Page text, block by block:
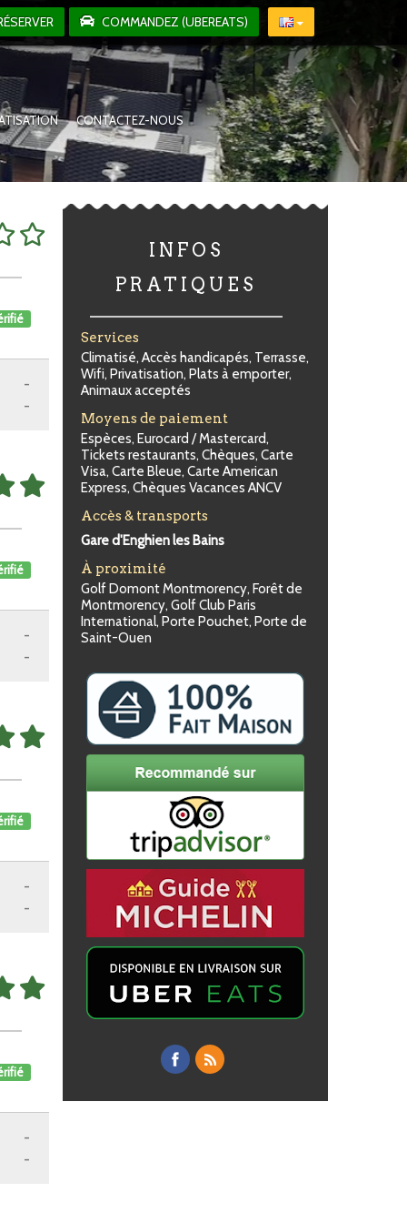
COMMANDEZ (UBEREATS)
CONTACTEZ-NOUS
-
-
-
-
-
-
-
-
INFOS
PRATIQUES
Services
Climatisé, Accès handicapés, Terrasse,
Wifi, Privatisation, Plats à emporter,
Animaux acceptés
Moyens de paiement
Espèces, Eurocard / Mastercard,
Tickets restaurants, Chèques, Carte
Visa, Carte Bleue, Carte American
Express, Chèques Vacances ANCV
Accès & transports
Gare d'Enghien les Bains
À proximité
Golf Domont Montmorency, Forêt de
Montmorency, Golf Club Paris
International, Porte Pouchet, Porte de
Saint-Ouen